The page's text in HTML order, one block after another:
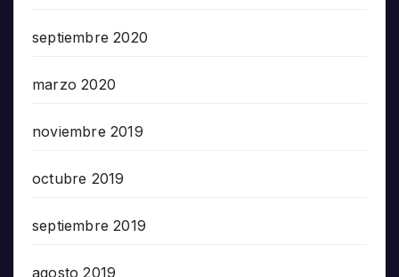
septiembre 2020
marzo 2020
noviembre 2019
octubre 2019
septiembre 2019
agosto 2019